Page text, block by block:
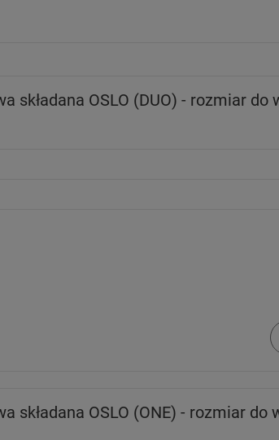
składana OSLO (DUO) - rozmiar do
składana OSLO (ONE) - rozmiar do